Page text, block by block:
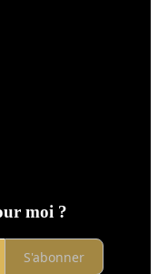
moi ?
S'abonner